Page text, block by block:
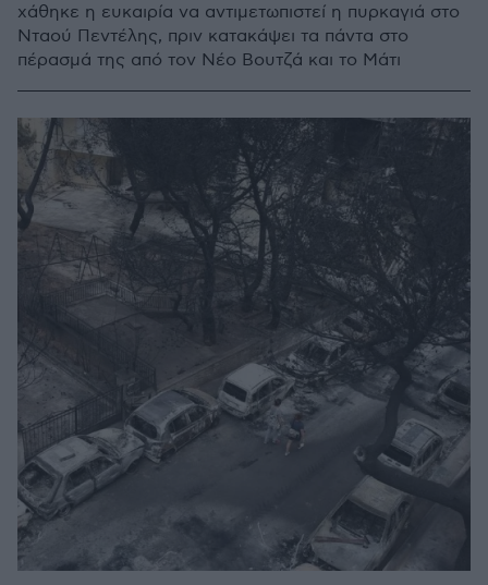
χάθηκε η ευκαιρία να αντιμετωπιστεί η πυρκαγιά στο
Νταού Πεντέλης, πριν κατακάψει τα πάντα στο
πέρασμά της από τον Νέο Βουτζά και το Μάτι